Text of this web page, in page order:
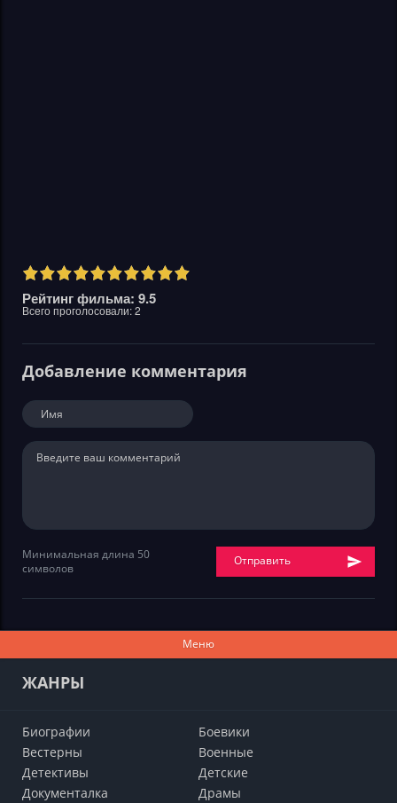
Рейтинг фильма: 9.5
Всего проголосовали:2
Добавление комментария
Минимальная длина 50
символов
Отправить
Меню
ЖАНРЫ
Биографии
Боевики
Вестерны
Военные
Детективы
Детские
Документалка
Драмы